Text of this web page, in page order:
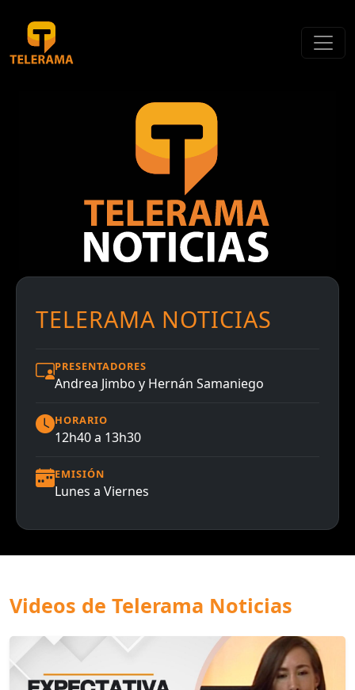
TELERAMA NOTICIAS
PRESENTADORES
Andrea Jimbo y Hernán Samaniego
HORARIO
12h40 a 13h30
EMISIÓN
Lunes a Viernes
Videos de Telerama Noticias